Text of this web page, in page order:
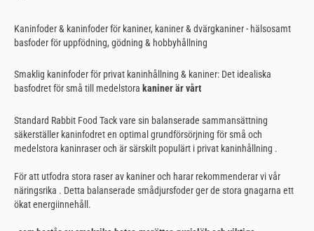
Kaninfoder & kaninfoder för kaniner, kaniner & dvärgkaniner - hälsosamt
basfoder för uppfödning, gödning & hobbyhållning
Smaklig kaninfoder för privat kaninhållning & kaniner: Det idealiska
basfodret för små till medelstora kaniner är vårt
Standard Rabbit Food Tack vare sin balanserade sammansättning
säkerställer kaninfodret en optimal grundförsörjning för små och
medelstora kaninraser och är särskilt populärt i privat kaninhållning .
För att utfodra stora raser av kaniner och harar rekommenderar vi vår
näringsrika . Detta balanserade smådjursfoder ger de stora gnagarna ett
ökat energiinnehåll.